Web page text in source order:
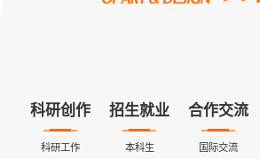
科研创作
科研工作
招生就业
本科生
合作交流
国际交流